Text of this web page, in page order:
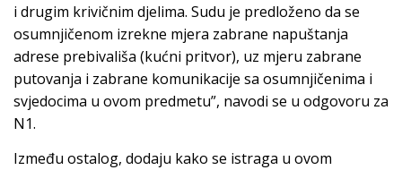
i drugim krivičnim djelima. Sudu je predloženo da se
osumnjičenom izrekne mjera zabrane napuštanja
adrese prebivališa (kućni pritvor), uz mjeru zabrane
putovanja i zabrane komunikacije sa osumnjičenima i
svjedocima u ovom predmetu”, navodi se u odgovoru za
N1.
Između ostalog, dodaju kako se istraga u ovom